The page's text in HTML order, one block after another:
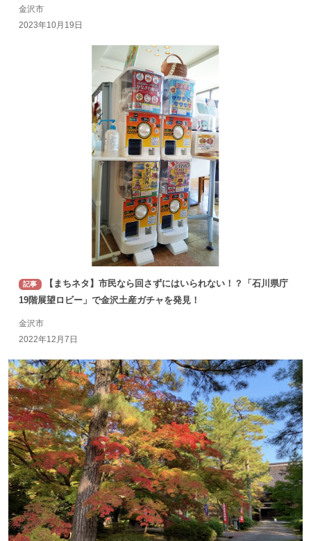
金沢市
2023年10月19日
記事
【まちネタ】市民なら回さずにはいられない！？「石川県庁
19階展望ロビー」で金沢土産ガチャを発見！
金沢市
2022年12月7日